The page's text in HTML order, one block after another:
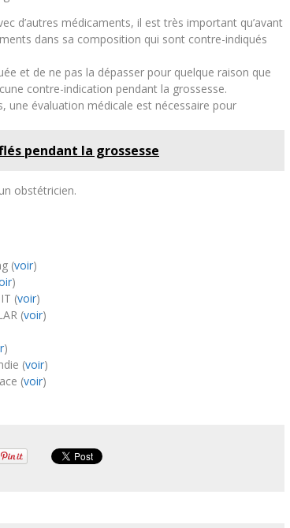
d’autres médicaments, il est très important qu’avant
dans sa composition qui sont contre-indiqués
et de ne pas la dépasser pour quelque raison que
contre-indication pendant la grossesse.
une évaluation médicale est nécessaire pour
pendant la grossesse
obstétricien.
(voir)
)
(voir)
(voir)
)
(voir)
(voir)